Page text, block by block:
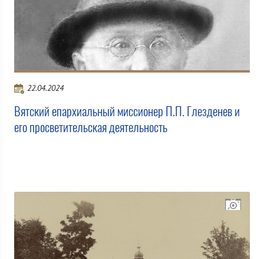
22.04.2024
Вятский епархиальный миссионер П.П. Глезденев и
его просветительская деятельность